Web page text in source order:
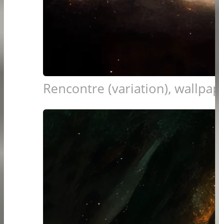
Rencontre (variation),